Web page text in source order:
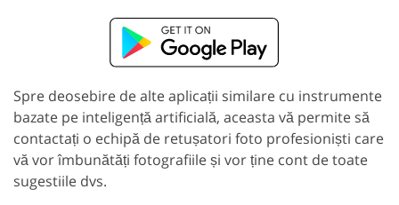
Spre deosebire de alte aplicații similare cu instrumente
bazate pe inteligență artificială, aceasta vă permite să
contactați o echipă de retușatori foto profesioniști care
vă vor îmbunătăți fotografiile și vor ține cont de toate
sugestiile dvs.